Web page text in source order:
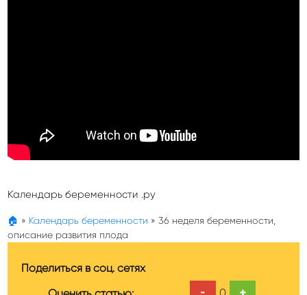
Календарь беременности .ру
🏠 » Календарь беременности » 36 неделя беременности,
описание развития плода
Поделиться в соц. сетях
- 0 +